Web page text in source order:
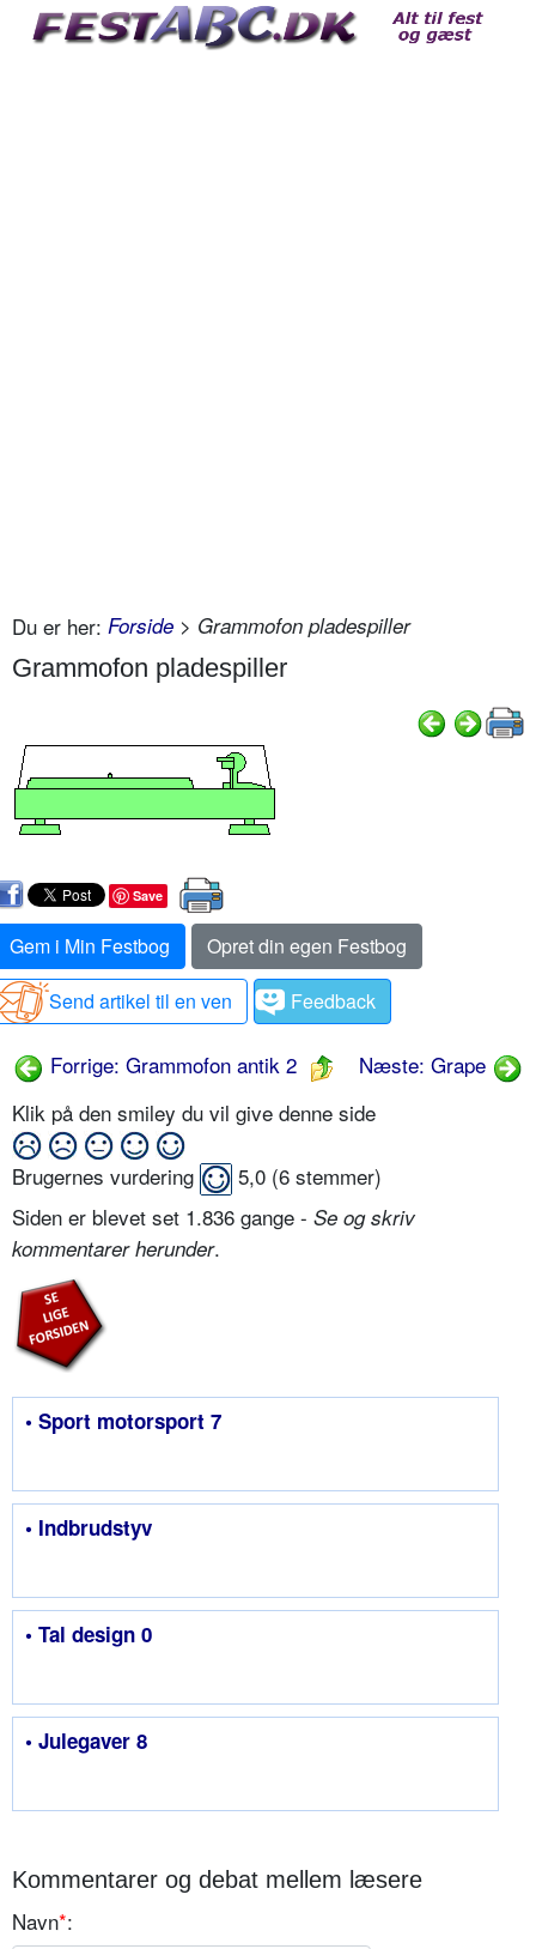
Du er her: Forside > Grammofon pladespiller
Grammofon pladespiller
Save
Gem i Min Festbog
Opret din egen Festbog
Send artikel til en ven
Feedback
Forrige: Grammofon antik 2
Næste: Grape
Klik på den smiley du vil give denne side
Brugernes vurdering 5,0 (6 stemmer)
Siden er blevet set 1.836 gange - Se og skriv
kommentarer herunder.
• Sport motorsport 7
• Indbrudstyv
• Tal design 0
• Julegaver 8
Kommentarer og debat mellem læsere
Navn*: